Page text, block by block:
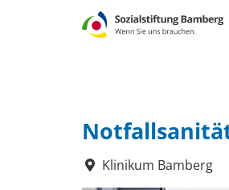
Klinikum Bamberg